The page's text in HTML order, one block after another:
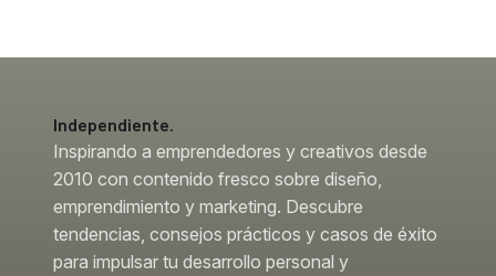
Independiente.
Inspirando a emprendedores y creativos desde
2010 con contenido fresco sobre diseño,
emprendimiento y marketing. Descubre
tendencias, consejos prácticos y casos de éxito
para impulsar tu desarrollo personal y